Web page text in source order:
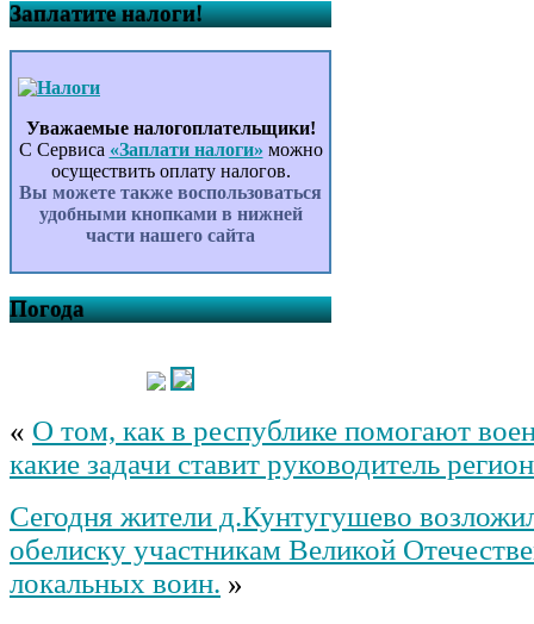
Заплатите налоги!
Уважаемые налогоплательщики!
С Сервиса «Заплати налоги» можно
осуществить оплату налогов.
Вы можете также воспользоваться
удобными кнопками в нижней
части нашего сайта
Погода
« О том, как в республике помогают
какие задачи ставит руководитель
Сегодня жители д.Кунтугушево
обелиску участникам Великой
локальных воин. »